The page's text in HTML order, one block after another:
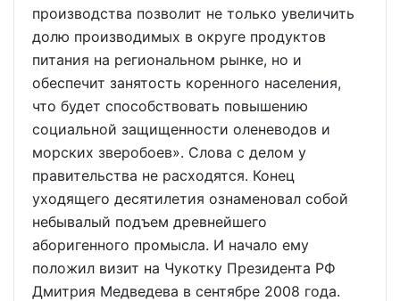
производства позволит не только увеличить
долю производимых в округе продуктов
питания на региональном рынке, но и
обеспечит занятость коренного населения,
что будет способствовать повышению
социальной защищенности оленеводов и
морских зверобоев». Слова с делом у
правительства не расходятся. Конец
уходящего десятилетия ознаменовал собой
небывалый подъем древнейшего
аборигенного промысла. И начало ему
положил визит на Чукотку Президента РФ
Дмитрия Медведева в сентябре 2008 года.